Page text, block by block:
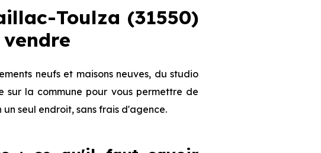
Toulza (31550)
neufs et maisons neuves, du studio
sur la commune pour vous permettre de
seul endroit, sans frais d'agence.